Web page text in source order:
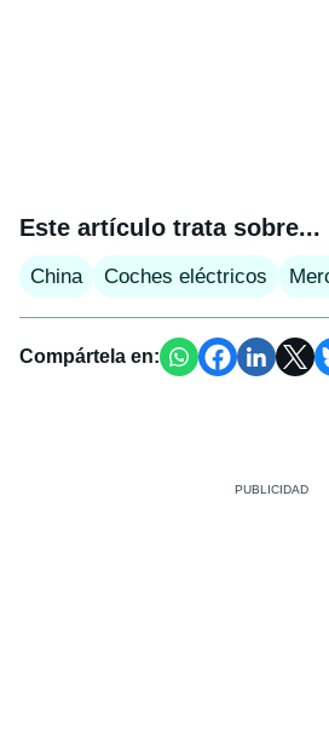
Este artículo trata sobre...
China Coches eléctricos
Compártela en: